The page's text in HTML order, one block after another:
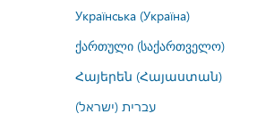
Українська (Україна)
ქართული (საქართველო)
Հայերեն (Հայաստան)
עברית (ישראל)